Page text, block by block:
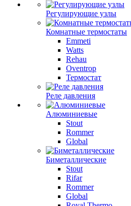
Регулирующие узлы
Комнатные термостаты
Emmeti
Watts
Rehau
Oventrop
Термостат
Реле давления
Алюминиевые
Stout
Rommer
Global
Биметаллические
Stout
Rifar
Rommer
Global